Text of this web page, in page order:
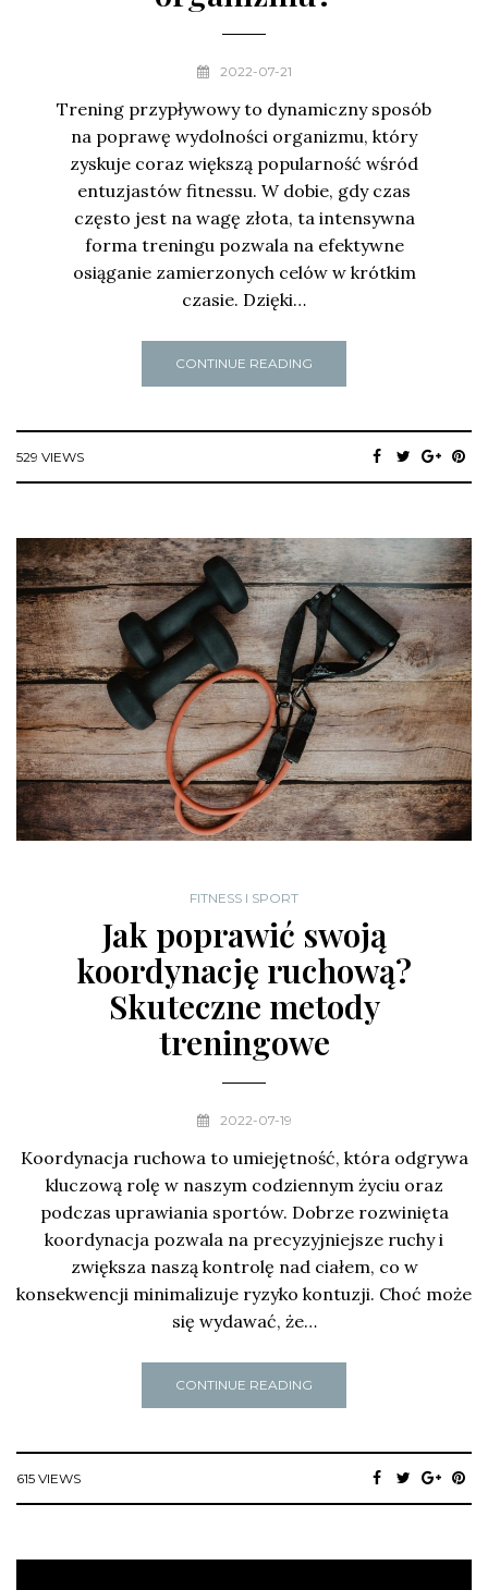
2022-07-21
Trening przypływowy to dynamiczny sposób
na poprawę wydolności organizmu, który
zyskuje coraz większą popularność wśród
entuzjastów fitnessu. W dobie, gdy czas
często jest na wagę złota, ta intensywna
forma treningu pozwala na efektywne
osiąganie zamierzonych celów w krótkim
czasie. Dzięki…
CONTINUE READING
529 VIEWS
FITNESS I SPORT
Jak poprawić swoją
koordynację ruchową?
Skuteczne metody
treningowe
2022-07-19
Koordynacja ruchowa to umiejętność, która odgrywa
kluczową rolę w naszym codziennym życiu oraz
podczas uprawiania sportów. Dobrze rozwinięta
koordynacja pozwala na precyzyjniejsze ruchy i
zwiększa naszą kontrolę nad ciałem, co w
konsekwencji minimalizuje ryzyko kontuzji. Choć może
się wydawać, że…
CONTINUE READING
615 VIEWS